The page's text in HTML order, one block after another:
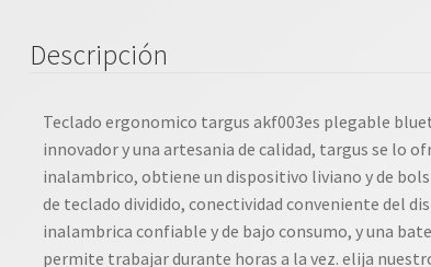
Descripción
Teclado ergonomico targus akf003es plegable
innovador y una artesania de calidad, targus se lo
inalambrico, obtiene un dispositivo liviano y de
de teclado dividido, conectividad conveniente del
inalambrica confiable y de bajo consumo, y una
permite trabajar durante horas a la vez. elija